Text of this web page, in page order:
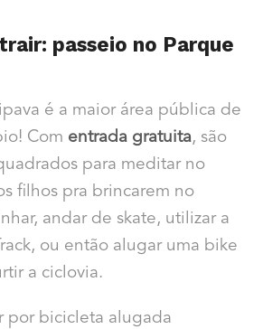
passeio no Parque
é a maior área pública de
Com entrada gratuita, são
para meditar no
filhos pra brincarem no
andar de skate, utilizar a
ou então alugar uma bike
a ciclovia.
por bicicleta alugada